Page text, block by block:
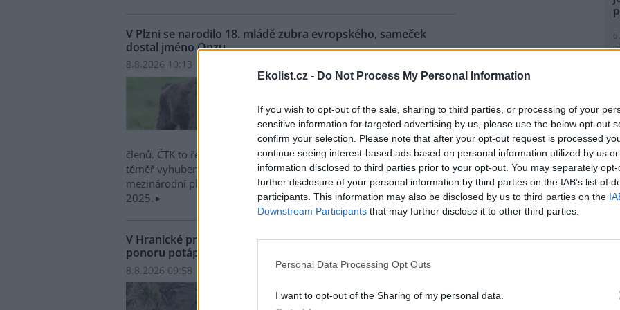
Ekolist.cz - Do Not Process My Personal Information
If you wish to opt-out of the sale, sharing to third parties, or processing of your
sensitive information for targeted advertising by us, please use the below opt-out
confirm your selection. Please note that after your opt-out request is processed
continue seeing interest-based ads based on personal information utilized by us
information disclosed to third parties prior to your opt-out. You may separately
further disclosure of your personal information by third parties on the IAB’s list of
participants. This information may also be disclosed by us to third parties on the
Downstream Participants that may further disclose it to other third parties.
Personal Data Processing Opt Outs
I want to opt-out of the Sharing of my personal data.
V Plzni se narodilo 18. mládě zubra evropského, sameček
dostal jméno Onzu
8.8.2026 10:13 | PLZEŇ (
V plzeňské zoologické zahradě se
evropského od roku 1997, kdy tato
zoo zubry chová. Sameček dostal
jméno Onzu. Stádo má teď pět
členů. ČTK to řekl mluvčí zahrady Martin Vobruba. Pro tento nedávno
téměř vyhubený druh největšího savce Evropy je vedena nejstarší
mezinárodní plemenná kniha a nedávno byla vydána nová za rok
2025.
V Hranické propasti na Přerovsku zemřel při průzkumném
ponoru potápěč
8.8.2026 09:58 | HRANICE ( Diskuse: 1
zatopené jeskyni na světě, zemřel